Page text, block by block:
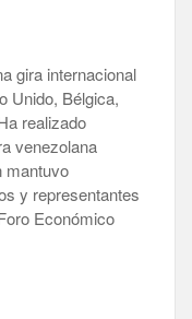
gira internacional
Unido, Bélgica,
realizado
venezolana
mantuvo
y representantes
Económico